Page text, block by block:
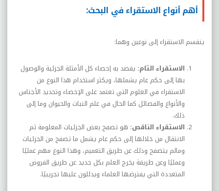
أهم أنواع الاستقراء في البحث:
ينقسم الاستقراء إلى نوعين وهما:
الاستقراء التام: يقصد به إحصاء كل الأمثلة الجزئية والوصول
بها إلى حكم عام يشملها، ويكثر استخدام هذا النوع من
الاستقراء في العلوم التي تعتمد على الإحصاء وتحديد الأجناس
والأنواع والفصائل كما الحال في علم النبات والحيوان وما إلى
ذلك.
الاستقراء الناقص: هو تصفح بعض الجزئيات المعلومة ثم
الانتقال من خلالها إلى حكم عام يشمل ما تصفح من الجزئيات
ومالم يتصفح وذلك عن طريق التعميم، وهذا النوع مهم عمليًا
وعمليًا وعن طريقة يخرج العلم بكل جديد عن طريق الفروض
المتعددة التي يفترضها العلماء ويدللون عليها تجريبيًا.